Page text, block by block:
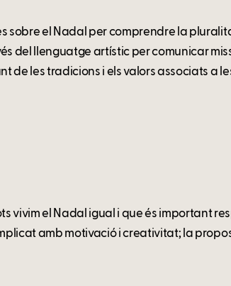
sobre el Nadal per comprendre la
del llenguatge artístic per comunicar
de les tradicions i els valors associats a
vivim el Nadal igual i que és important
implicat amb motivació i creativitat; la